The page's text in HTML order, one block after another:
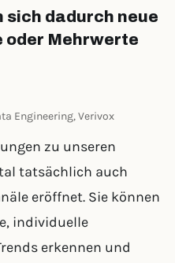
dadurch neue
oder Mehrwerte
Engineering, Verivox
zu unseren
tatsächlich auch
eröffnet. Sie können
individuelle
erkennen und